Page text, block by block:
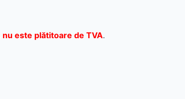
nu este plătitoare de TVA.